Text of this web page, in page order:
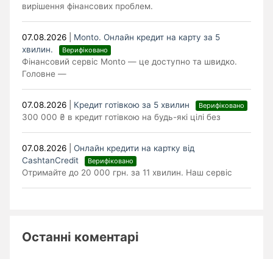
вирішення фінансових проблем.
07.08.2026
Monto. Онлайн кредит на карту за 5
хвилин.
Верифіковано
Фінансовий сервіс Monto — це доступно та швидко.
Головне —
07.08.2026 Кредит готівкою за 5 хвилин Верифіковано
300 000 ₴ в кредит готівкою на будь-які цілі без
07.08.2026 |Онлайн кредити на картку від
CashtanCredit
Верифіковано
Отримайте до 20 000 грн. за 11 хвилин. Наш сервіс
Останні коментарі